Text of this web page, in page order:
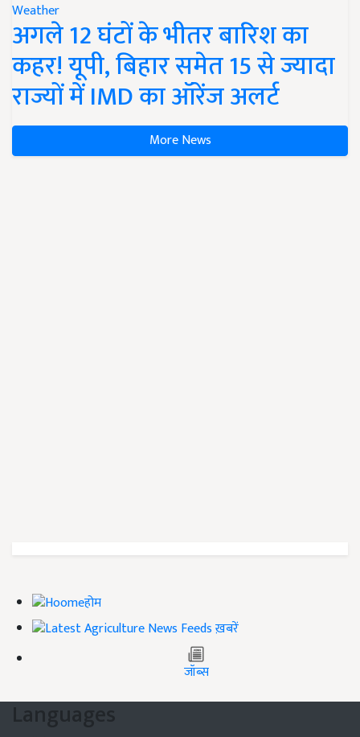
Weather
अगले 12 घंटों के भीतर बारिश का
कहर! यूपी, बिहार समेत 15 से ज्यादा
राज्यों में IMD का ऑरेंज अलर्ट
More News
होम
ख़बरें
जॉब्स
Languages